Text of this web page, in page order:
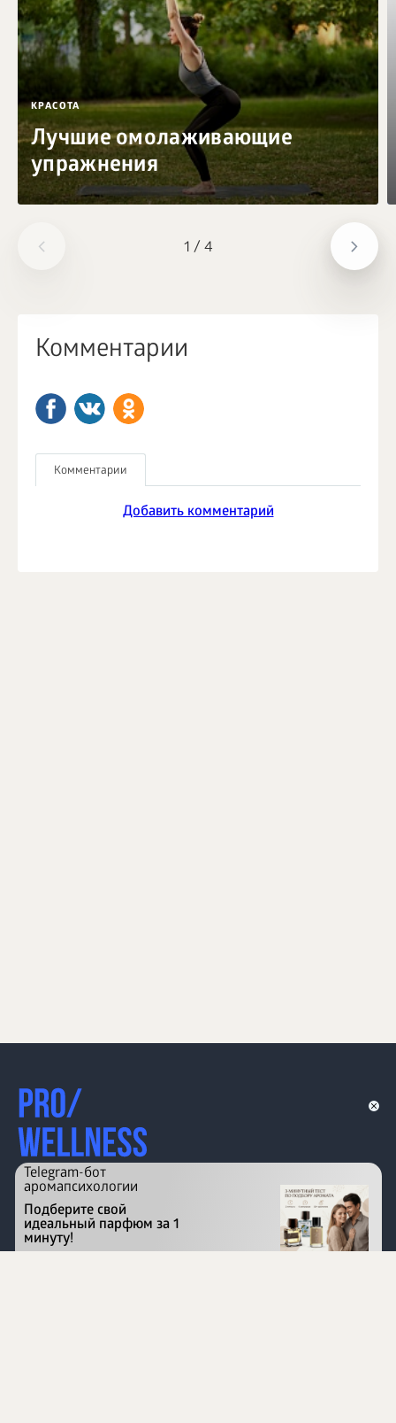
1 / 4
КРАСОТА
Лучшие омолаживающие
упражнения
Комментарии
Комментарии
Добавить комментарий
Перейти на сайт
Telegram-бот
аромапсихологии
Подберите свой
идеальный парфюм за 1
минуту!